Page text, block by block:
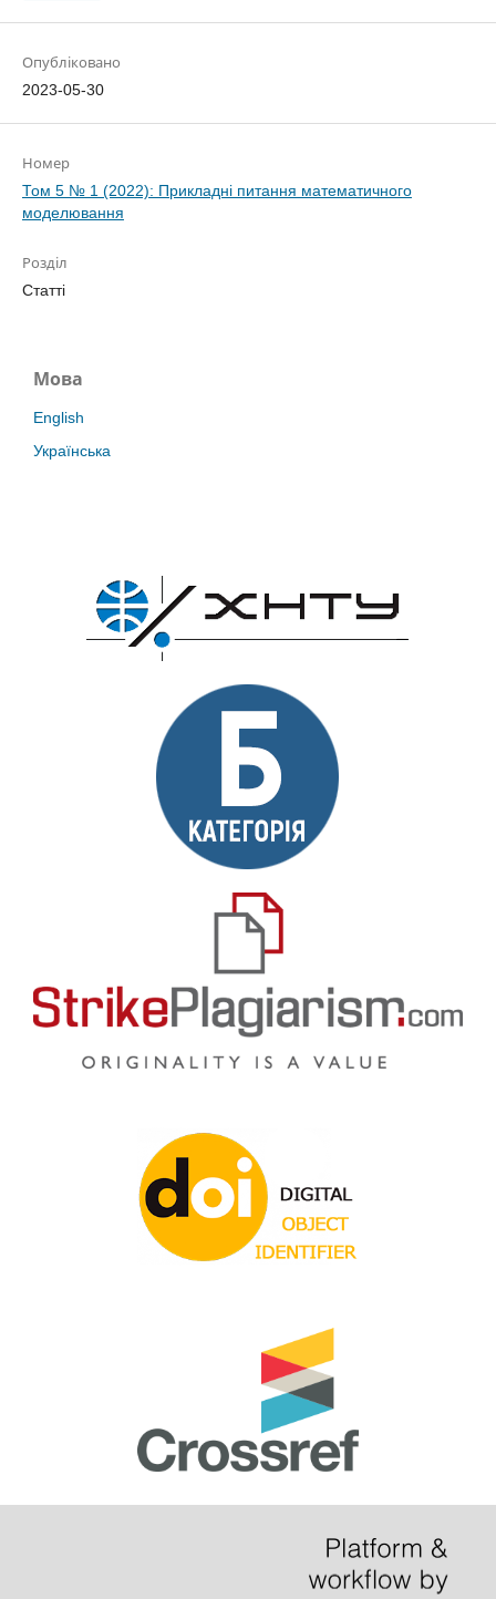
Опубліковано
2023-05-30
Номер
Том 5 № 1 (2022): Прикладні питання математичного
моделювання
Розділ
Статті
Мова
English
Українська